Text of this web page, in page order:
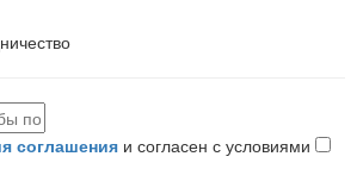
соглашения и согласен с условиями